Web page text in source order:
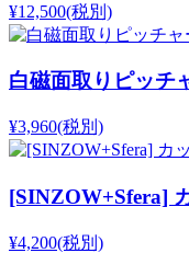
¥12,500(税別)
白磁面取りピッチ
¥3,960(税別)
[SINZOW+Sfera]
¥4,200(税別)